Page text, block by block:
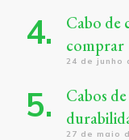
Cabo de
comprar
24 de junho
Cabos
27 de maio